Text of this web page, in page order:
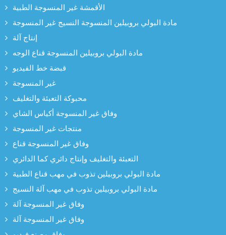
الأقمشة غير المنسوجة الطبية
مادة البولي بروبيلين المنسوجة النسيج غير المنسوجة
إنتاج آلة
مادة البولي بروبيلين المنسوجة قناع الوجه
قبضة خط الفيديو
غير المنسوجة
محبوكة التعبئة والتغليف
وفاق غير المنسوجة أكياس الشاي
منتجات غير المنسوجة
وفاق غير المنسوجة قناع
التعبئة والتغليف وإنتاج دائري كما الدائري
مادة البولي بروبيلين تذوب في مهب قناع الطبية
مادة البولي بروبيلين تذوب في مهب آلة النسيج
وفاق غير المنسوجة آلة
وفاق غير المنسوجة آلة